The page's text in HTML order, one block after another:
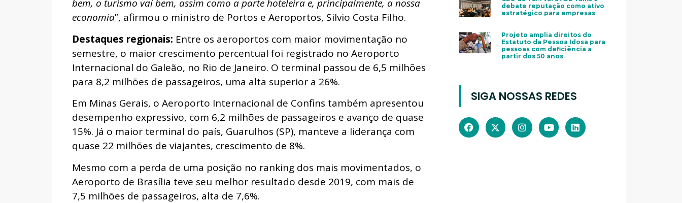
bem, o turismo vai bem, assim como a parte hoteleira e, principalmente, a nossa
economia”, afirmou o ministro de Portos e Aeroportos, Silvio Costa Filho.
Destaques regionais: Entre os aeroportos com maior movimentação no
semestre, o maior crescimento percentual foi registrado no Aeroporto
Internacional do Galeão, no Rio de Janeiro. O terminal passou de 6,5 milhões
para 8,2 milhões de passageiros, uma alta superior a 26%.
Em Minas Gerais, o Aeroporto Internacional de Confins também apresentou
desempenho expressivo, com 6,2 milhões de passageiros e avanço de quase
15%. Já o maior terminal do país, Guarulhos (SP), manteve a liderança com
quase 22 milhões de viajantes, crescimento de 8%.
Mesmo com a perda de uma posição no ranking dos mais movimentados, o
Aeroporto de Brasília teve seu melhor resultado desde 2019, com mais de
7,5 milhões de passageiros, alta de 7,6%.
debate reputação como ativo
estratégico para empresas
Projeto amplia direitos do
Estatuto da Pessoa Idosa para
pessoas com deficiência a
partir dos 50 anos
SIGA NOSSAS REDES